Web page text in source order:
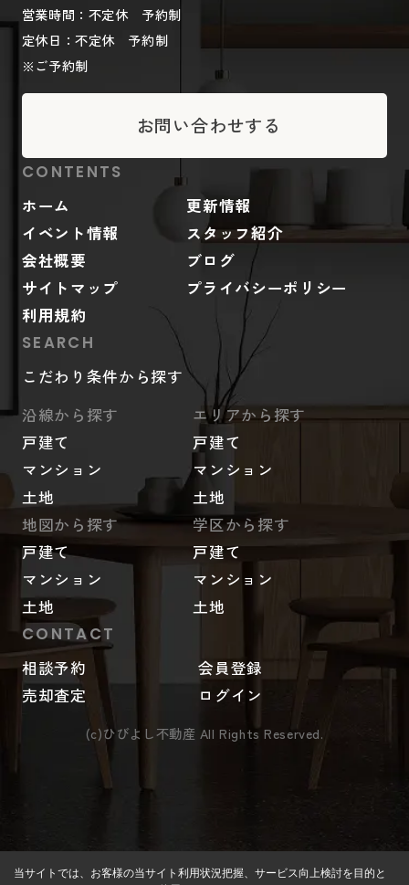
営業時間：不定休 予約制
定休日：不定休 予約制
※ご予約制
お問い合わせする
CONTENTS
ホーム
更新情報
イベント情報
スタッフ紹介
会社概要
ブログ
サイトマップ
プライバシーポリシー
利用規約
SEARCH
こだわり条件から探す
沿線から探す
戸建て
マンション
土地
エリアから探す
戸建て
マンション
土地
地図から探す
戸建て
マンション
土地
学区から探す
戸建て
マンション
土地
CONTACT
相談予約
会員登録
売却査定
ログイン
(c)ひびよし不動産 All Rights Reserved.
当サイトでは、お客様の当サイト利用状況把握、サービス向上検討を目的と